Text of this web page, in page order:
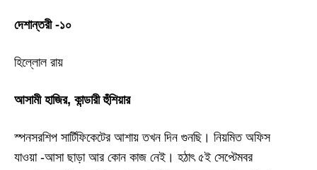
দেশান্তরী -১০
হিল্লোল রায়
আসামী হাজির, কান্ডারী হুঁশিয়ার
স্পনসরশিপ সার্টিফিকেটের আশায় তখন দিন গুনছি। নিয়মিত অফিস
যাওয়া -আসা ছাড়া আর কোন কাজ নেই। হঠাৎ ৫ই সেপ্টেমবর